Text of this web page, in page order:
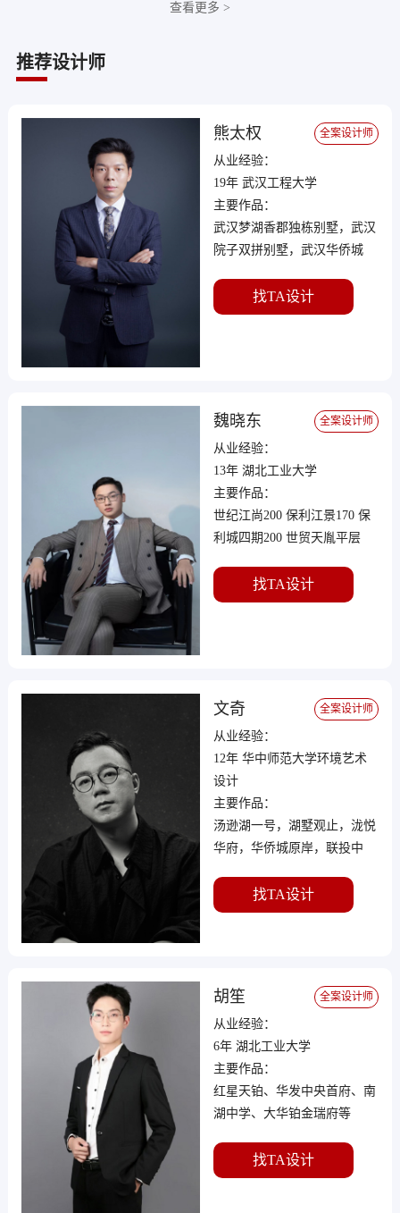
广电光谷家丨现代简约15.0w
· 95㎡ · 两室一卫
查看更多 >
推荐设计师
熊太权 全案设计师
从业经验：
19年 武汉工程大学
主要作品：
武汉梦湖香郡独栋别墅，武汉
院子双拼别墅，武汉华侨城
找TA设计
魏晓东 全案设计师
从业经验：
13年 湖北工业大学
主要作品：
世纪江尚200 保利江景170 保
利城四期200 世贸天胤平层
公馆叠拼350 碧桂园水蓝湾别
墅400 襄阳水云墅别墅500 鄂
找TA设计
文奇 全案设计师
从业经验：
12年 华中师范大学环境艺术
设计
主要作品：
汤逊湖一号，湖墅观止，泷悦
华府，华侨城原岸，联投中
找TA设计
胡笙 全案设计师
从业经验：
6年 湖北工业大学
主要作品：
红星天铂、华发中央首府、南
湖中学、大华铂金瑞府等
找TA设计